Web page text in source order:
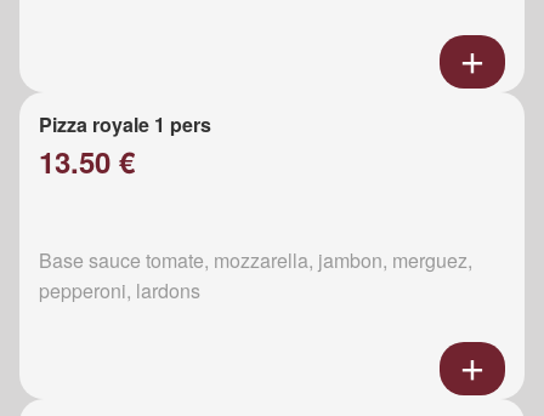
Pizza royale 1 pers
13.50 €
Base sauce tomate, mozzarella, jambon, merguez,
pepperoni, lardons